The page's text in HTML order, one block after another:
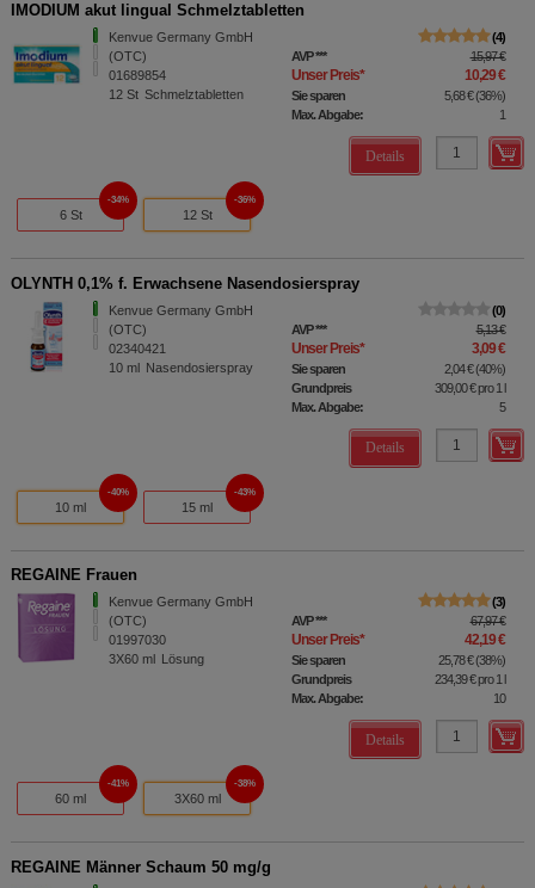
IMODIUM akut lingual Schmelztabletten
Kenvue Germany GmbH
(OTC)
01689854
12 St Schmelztabletten
4
AVP*** 15,97 €
Unser Preis* 10,29 €
Sie sparen 5,68 €(36%)
Max. Abgabe:
1
Details
6 St
34%
12 St
36%
OLYNTH 0,1% f. Erwachsene Nasendosierspray
Kenvue Germany GmbH
(OTC)
02340421
10 ml Nasendosierspray
0
AVP*** 5,13 €
Unser Preis* 3,09 €
Sie sparen 2,04 €(40%)
Grundpreis
309,00 €pro 1 l
Max. Abgabe:
5
Details
10 ml
40%
15 ml
43%
REGAINE Frauen
Kenvue Germany GmbH
(OTC)
01997030
3X60 ml Lösung
3
AVP*** 67,97 €
Unser Preis* 42,19 €
Sie sparen 25,78 €(38%)
Grundpreis
234,39 €pro 1 l
Max. Abgabe:
10
Details
60 ml
41%
3X60 ml
38%
REGAINE Männer Schaum 50 mg/g